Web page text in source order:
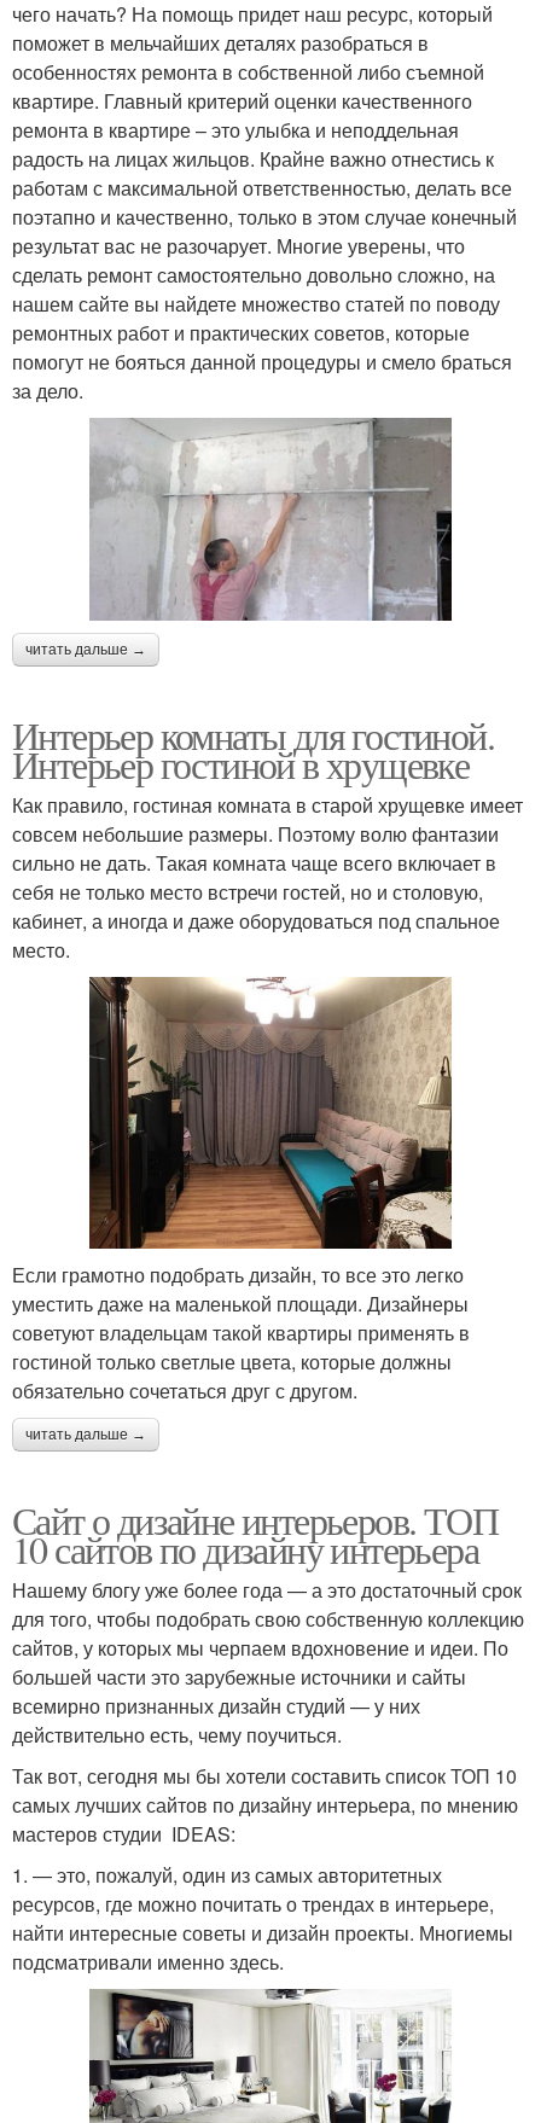
чего начать? На помощь придет наш ресурс, который
поможет в мельчайших деталях разобраться в
особенностях ремонта в собственной либо съемной
квартире. Главный критерий оценки качественного
ремонта в квартире – это улыбка и неподдельная
радость на лицах жильцов. Крайне важно отнестись к
работам с максимальной ответственностью, делать все
поэтапно и качественно, только в этом случае конечный
результат вас не разочарует. Многие уверены, что
сделать ремонт самостоятельно довольно сложно, на
нашем сайте вы найдете множество статей по поводу
ремонтных работ и практических советов, которые
помогут не бояться данной процедуры и смело браться
за дело.
читать дальше →
Интерьер комнаты для гостиной.
Интерьер гостиной в хрущевке
Как правило, гостиная комната в старой хрущевке имеет
совсем небольшие размеры. Поэтому волю фантазии
сильно не дать. Такая комната чаще всего включает в
себя не только место встречи гостей, но и столовую,
кабинет, а иногда и даже оборудоваться под спальное
место.
Если грамотно подобрать дизайн, то все это легко
уместить даже на маленькой площади. Дизайнеры
советуют владельцам такой квартиры применять в
гостиной только светлые цвета, которые должны
обязательно сочетаться друг с другом.
читать дальше →
Сайт о дизайне интерьеров. ТОП
10 сайтов по дизайну интерьера
Нашему блогу уже более года — а это достаточный срок
для того, чтобы подобрать свою собственную коллекцию
сайтов, у которых мы черпаем вдохновение и идеи. По
большей части это зарубежные источники и сайты
всемирно признанных дизайн студий — у них
действительно есть, чему поучиться.
Так вот, сегодня мы бы хотели составить список ТОП 10
самых лучших сайтов по дизайну интерьера, по мнению
мастеров студии IDEAS:
1. — это, пожалуй, один из самых авторитетных
ресурсов, где можно почитать о трендах в интерьере,
найти интересные советы и дизайн проекты. Многиемы
подсматривали именно здесь.